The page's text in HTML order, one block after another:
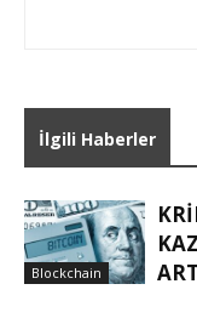
İlgili Haberler
Blockchain